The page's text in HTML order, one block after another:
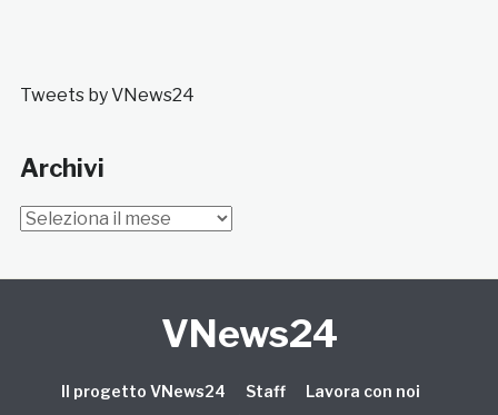
Tweets by VNews24
Archivi
Archivi
VNews24
Il progetto VNews24 Staff
Lavora con noi